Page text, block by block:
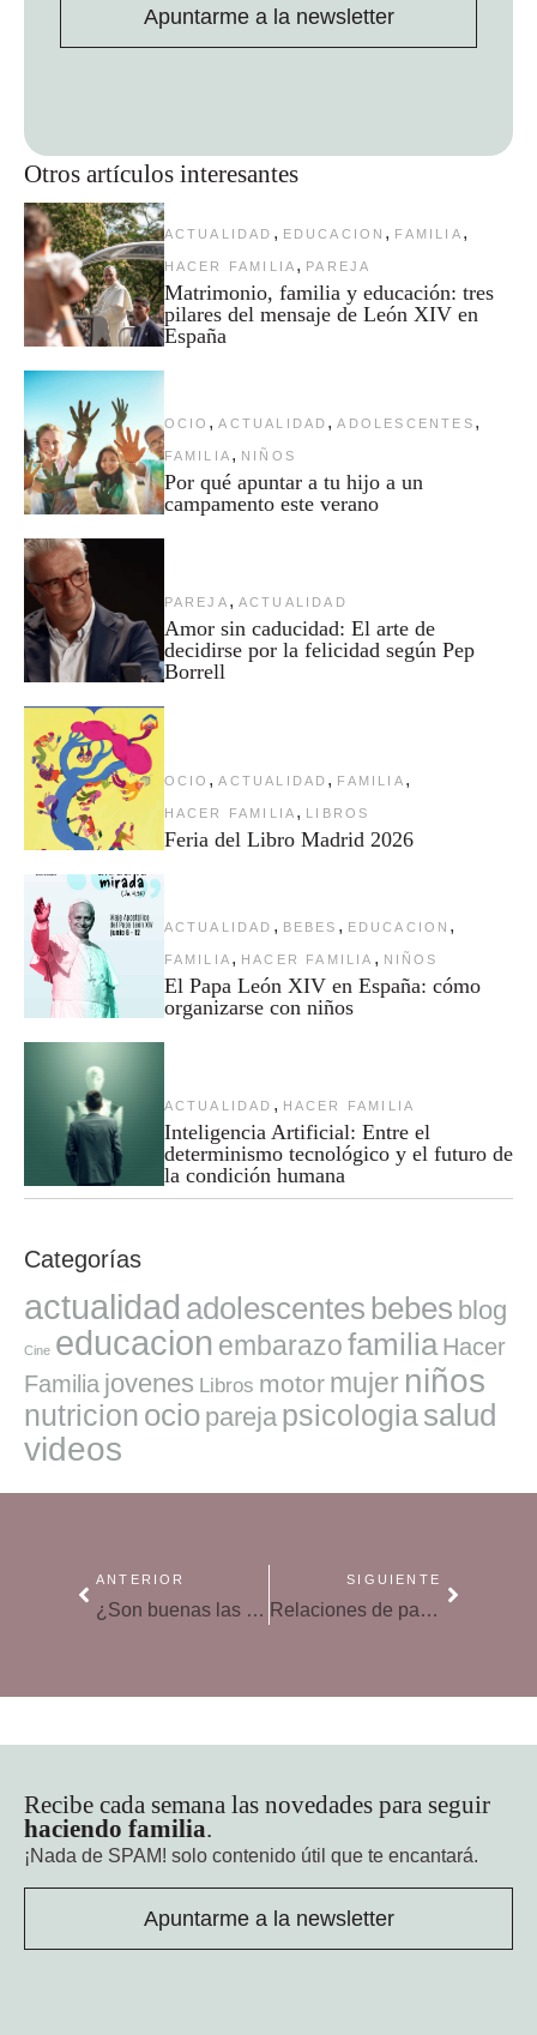
Otros artículos interesantes
ACTUALIDAD , EDUCACION , FAMILIA ,
HACER FAMILIA , PAREJA
Matrimonio, familia y educación: tres
pilares del mensaje de León XIV en
España
OCIO , ACTUALIDAD , ADOLESCENTES ,
FAMILIA , NIÑOS
Por qué apuntar a tu hijo a un
campamento este verano
PAREJA , ACTUALIDAD
Amor sin caducidad: El arte de
decidirse por la felicidad según Pep
Borrell
OCIO , ACTUALIDAD , FAMILIA ,
HACER FAMILIA , LIBROS
Feria del Libro Madrid 2026
ACTUALIDAD , BEBES , EDUCACION ,
FAMILIA , HACER FAMILIA , NIÑOS
El Papa León XIV en España: cómo
organizarse con niños
ACTUALIDAD , HACER FAMILIA
Inteligencia Artificial: Entre el
determinismo tecnológico y el futuro de
la condición humana
Categorías
actualidad adolescentes bebes blog
Cine educacion embarazofamilia Hacer
Familia jovenes Libros motor mujer niños
nutricion ocio pareja psicologiasalud
videos
Apuntarme a la newsletter
ANTERIOR
¿Son buenas las mascotas para los niños?
SIGUIENTE
Relaciones de parentesco: ¡vaya lío para los niños!
Recibe cada semana las novedades para seguir
haciendo familia.
¡Nada de SPAM! solo contenido útil que te encantará.
Apuntarme a la newsletter